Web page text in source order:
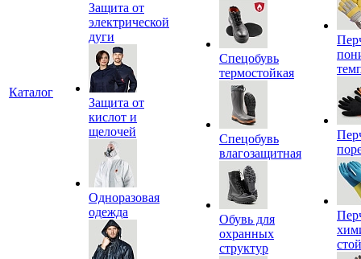
Каталог
Защита от
электрической
дуги
Защита от
кислот и
щелочей
Одноразовая
одежда
Спецобувь
термостойкая
Спецобувь
влагозащитная
Обувь для
охранных
структур